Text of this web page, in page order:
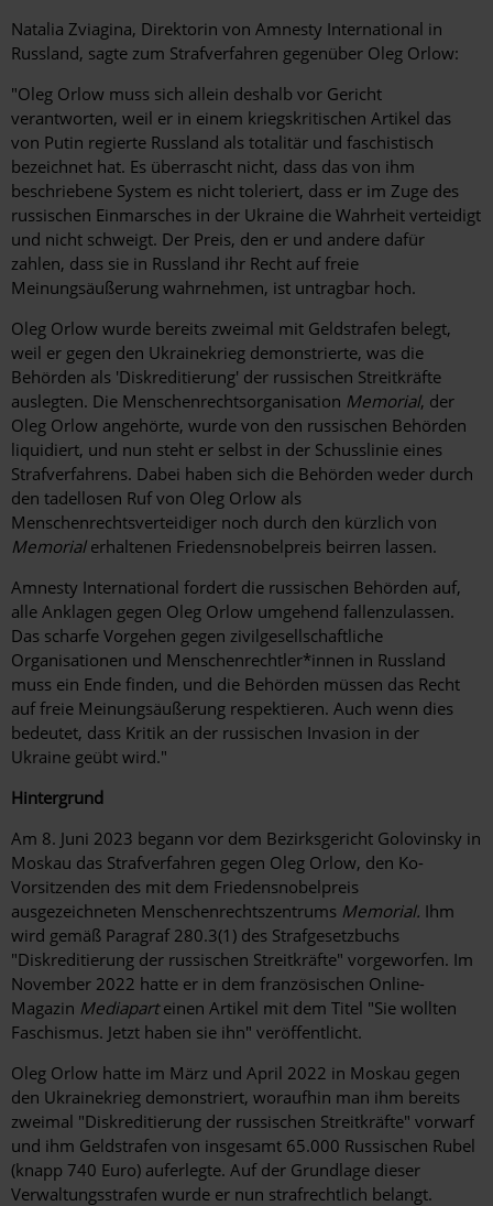
Natalia Zviagina, Direktorin von Amnesty International in
Russland, sagte zum Strafverfahren gegenüber Oleg Orlow:
"Oleg Orlow muss sich allein deshalb vor Gericht
verantworten, weil er in einem kriegskritischen Artikel das
von Putin regierte Russland als totalitär und faschistisch
bezeichnet hat. Es überrascht nicht, dass das von ihm
beschriebene System es nicht toleriert, dass er im Zuge des
russischen Einmarsches in der Ukraine die Wahrheit verteidigt
und nicht schweigt. Der Preis, den er und andere dafür
zahlen, dass sie in Russland ihr Recht auf freie
Meinungsäußerung wahrnehmen, ist untragbar hoch.
Oleg Orlow wurde bereits zweimal mit Geldstrafen belegt,
weil er gegen den Ukrainekrieg demonstrierte, was die
Behörden als 'Diskreditierung' der russischen Streitkräfte
auslegten. Die Menschenrechtsorganisation Memorial, der
Oleg Orlow angehörte, wurde von den russischen Behörden
liquidiert, und nun steht er selbst in der Schusslinie eines
Strafverfahrens. Dabei haben sich die Behörden weder durch
den tadellosen Ruf von Oleg Orlow als
Menschenrechtsverteidiger noch durch den kürzlich von
Memorialerhaltenen Friedensnobelpreis beirren lassen.
Amnesty International fordert die russischen Behörden auf,
alle Anklagen gegen Oleg Orlow umgehend fallenzulassen.
Das scharfe Vorgehen gegen zivilgesellschaftliche
Organisationen und Menschenrechtler*innen in Russland
muss ein Ende finden, und die Behörden müssen das Recht
auf freie Meinungsäußerung respektieren. Auch wenn dies
bedeutet, dass Kritik an der russischen Invasion in der
Ukraine geübt wird."
Hintergrund
Am 8. Juni 2023 begann vor dem Bezirksgericht Golovinsky in
Moskau das Strafverfahren gegen Oleg Orlow, den Ko-
Vorsitzenden des mit dem Friedensnobelpreis
ausgezeichneten Menschenrechtszentrums Memorial. Ihm
wird gemäß Paragraf 280.3(1) des Strafgesetzbuchs
"Diskreditierung der russischen Streitkräfte" vorgeworfen. Im
November 2022 hatte er in dem französischen Online-
Magazin Mediaparteinen Artikel mit dem Titel "Sie wollten
Faschismus. Jetzt haben sie ihn" veröffentlicht.
Oleg Orlow hatte im März und April 2022 in Moskau gegen
den Ukrainekrieg demonstriert, woraufhin man ihm bereits
zweimal "Diskreditierung der russischen Streitkräfte" vorwarf
und ihm Geldstrafen von insgesamt 65.000 Russischen Rubel
(knapp 740 Euro) auferlegte. Auf der Grundlage dieser
Verwaltungsstrafen wurde er nun strafrechtlich belangt.